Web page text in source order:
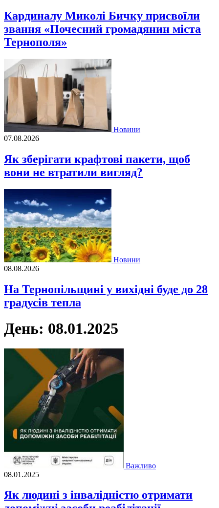
Кардиналу Миколі Бичку присвоїли
звання «Почесний громадянин міста
Тернополя»
Новини
07.08.2026
Як зберігати крафтові пакети, щоб
вони не втратили вигляд?
Новини
08.08.2026
На Тернопільщині у вихідні буде до 28
градусів тепла
День: 08.01.2025
Важливо
08.01.2025
Як людині з інвалідністю отримати